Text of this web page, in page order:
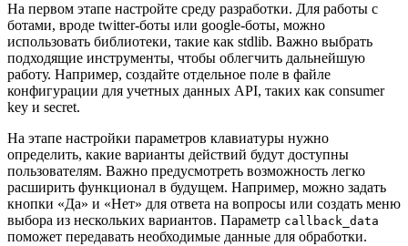
На первом этапе настройте среду разработки. Для работы с
ботами, вроде twitter-боты или google-боты, можно
использовать библиотеки, такие как stdlib. Важно выбрать
подходящие инструменты, чтобы облегчить дальнейшую
работу. Например, создайте отдельное поле в файле
конфигурации для учетных данных API, таких как consumer
key и secret.
На этапе настройки параметров клавиатуры нужно
определить, какие варианты действий будут доступны
пользователям. Важно предусмотреть возможность легко
расширить функционал в будущем. Например, можно задать
кнопки «Да» и «Нет» для ответа на вопросы или создать меню
выбора из нескольких вариантов. Параметр callback_data
поможет передавать необходимые данные для обработки.